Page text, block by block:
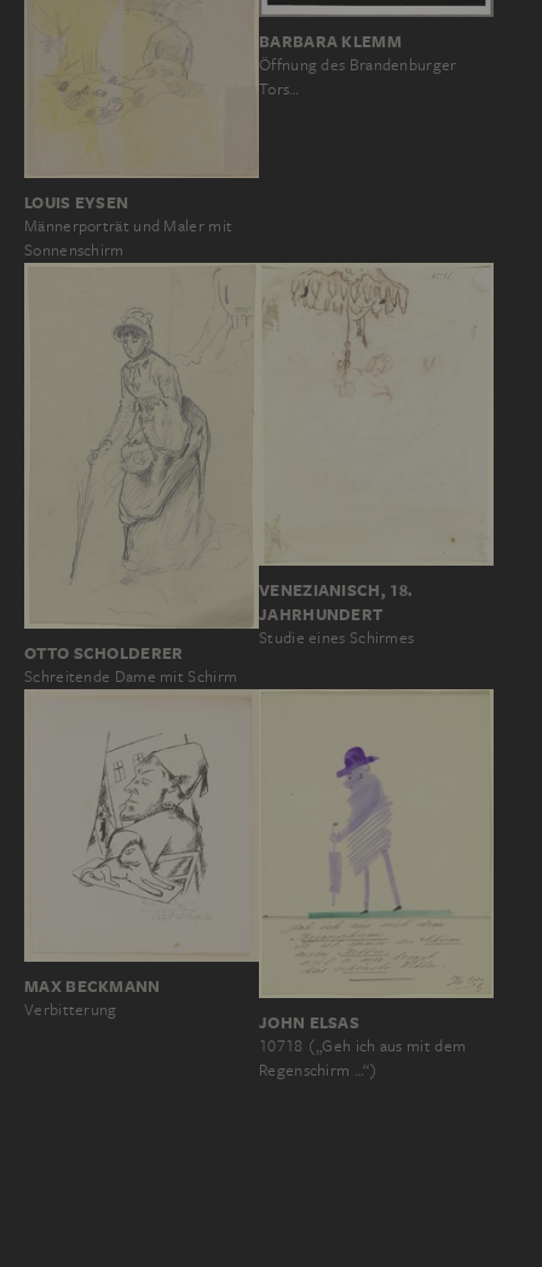
LOUIS EYSEN
Männerporträt und Maler mit
Sonnenschirm
BARBARA KLEMM
Öffnung des Brandenburger
Tors…
OTTO SCHOLDERER
Schreitende Dame mit Schirm
VENEZIANISCH, 18.
JAHRHUNDERT
Studie eines Schirmes
MAX BECKMANN
Verbitterung
JOHN ELSAS
10718 („Geh ich aus mit dem
Regenschirm …“)